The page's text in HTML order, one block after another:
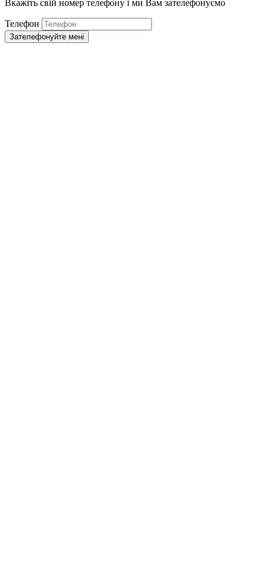
Вкажіть свій номер телефону і ми Вам зателефонуємо
Телефон
Зателефонуйте мені